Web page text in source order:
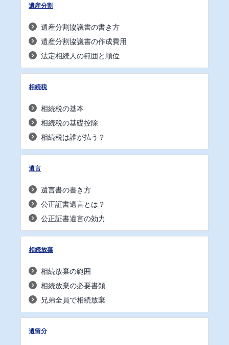
遺産分割
遺産分割協議書の書き方
遺産分割協議書の作成費用
法定相続人の範囲と順位
相続税
相続税の基本
相続税の基礎控除
相続税は誰が払う？
遺言
遺言書の書き方
公正証書遺言とは？
公正証書遺言の効力
相続放棄
相続放棄の範囲
相続放棄の必要書類
兄弟全員で相続放棄
遺留分